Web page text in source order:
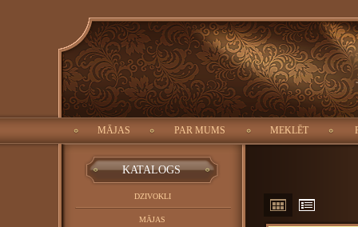
MĀJAS PAR MUMS MEKLĒT
ID: Meklēt: Objekta tips: Pilsēta:
KATALOGS
DZIVOKLI
MĀJAS